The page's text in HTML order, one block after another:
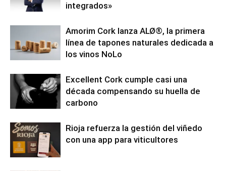
integrados»
Amorim Cork lanza ALØ®, la primera
línea de tapones naturales dedicada a
los vinos NoLo
Excellent Cork cumple casi una
década compensando su huella de
carbono
Rioja refuerza la gestión del viñedo
con una app para viticultores